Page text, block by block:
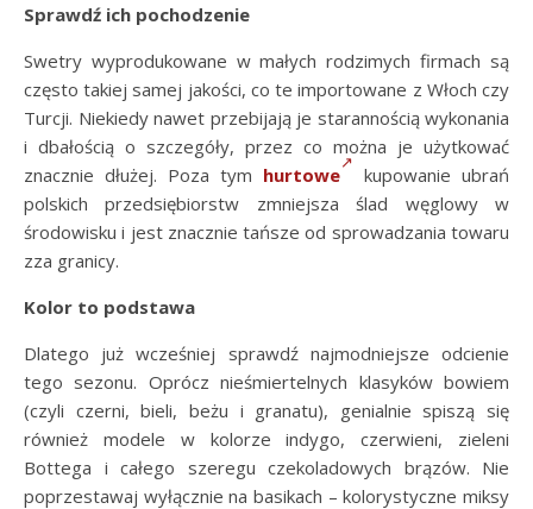
Sprawdź ich pochodzenie
Swetry wyprodukowane w małych rodzimych firmach są
często takiej samej jakości, co te importowane z Włoch czy
Turcji. Niekiedy nawet przebijają je starannością wykonania
i dbałością o szczegóły, przez co można je użytkować
znacznie dłużej. Poza tym hurtowe
kupowanie ubrań
polskich przedsiębiorstw zmniejsza ślad węglowy w
środowisku i jest znacznie tańsze od sprowadzania towaru
zza granicy.
Kolor to podstawa
Dlatego już wcześniej sprawdź najmodniejsze odcienie
tego sezonu. Oprócz nieśmiertelnych klasyków bowiem
(czyli czerni, bieli, beżu i granatu), genialnie spiszą się
również modele w kolorze indygo, czerwieni, zieleni
Bottega i całego szeregu czekoladowych brązów. Nie
poprzestawaj wyłącznie na basikach – kolorystyczne miksy